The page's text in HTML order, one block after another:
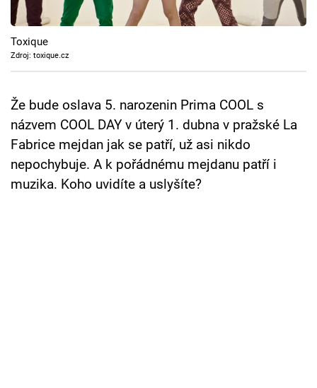
Cool Esport
Pořady
Sledujte prima+
Přihlášení
Toxique
Zdroj: toxique.cz
Že bude oslava 5. narozenin Prima COOL s
názvem COOL DAY v úterý 1. dubna v pražské La
Fabrice mejdan jak se patří, už asi nikdo
nepochybuje. A k pořádnému mejdanu patří i
muzika. Koho uvidíte a uslyšíte?